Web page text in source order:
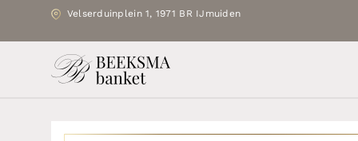
Velserduinplein 1, 1971 BR IJmuiden